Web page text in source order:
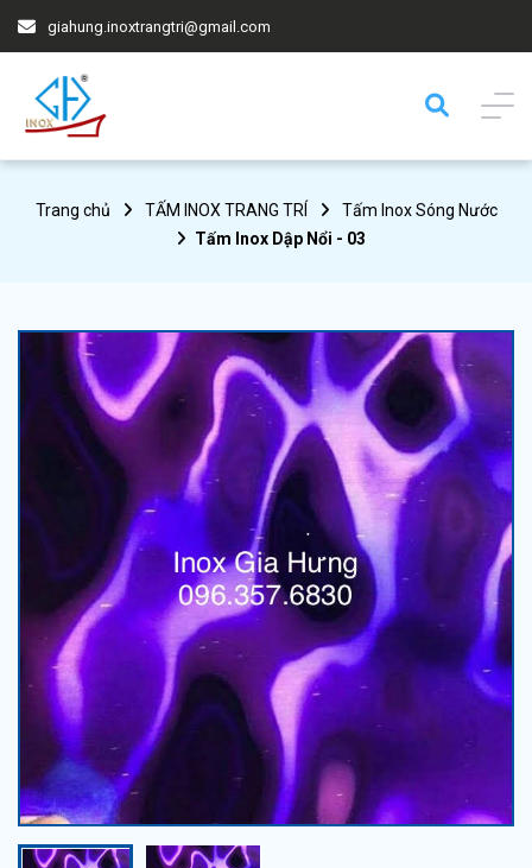
giahung.inoxtrangtri@gmail.com
Trang chủ TẤM INOX TRANG TRÍ
Tấm Inox Sóng Nước
Tấm Inox Dập Nổi - 03